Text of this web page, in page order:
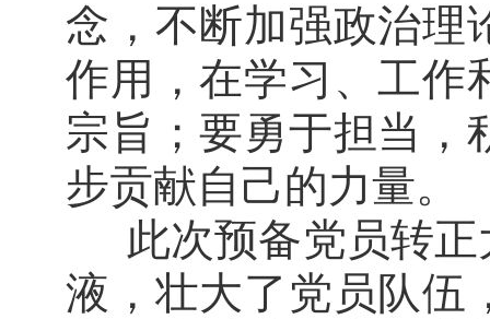
念，不断加强政治理
作用，在学习、工作
宗旨；要勇于担当，
步贡献自己的力量。
此次预备党员转
液，壮大了党员队伍